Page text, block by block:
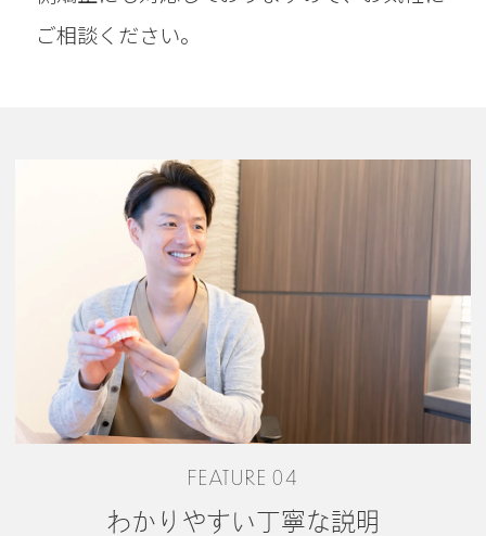
ご相談ください。
FEATURE 04
わかりやすい丁寧な説明